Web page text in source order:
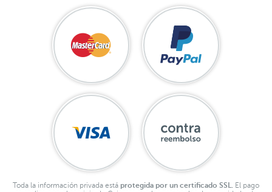
Toda la información privada está protegida por un certificado SSL.
El pago